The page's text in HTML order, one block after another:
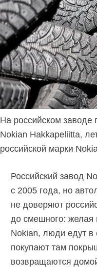
На российском
Nokian Hakkapeliitta,
российской марки
Российский завод
с 2005 года, но
не доверяют
до смешного: желая
Nokian, люди едут
покупают там
возвращаются